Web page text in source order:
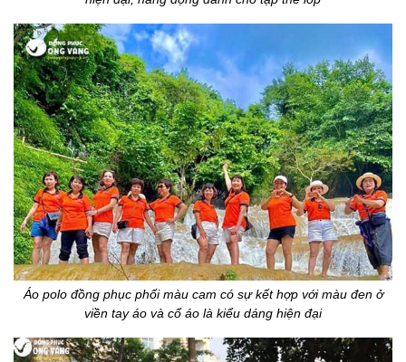
Áo polo đồng phục phối màu cam có sự kết hợp với màu đen ở
viền tay áo và cổ áo là kiểu dáng hiện đại